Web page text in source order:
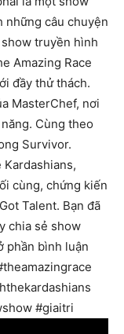
những câu chuyện
truyền hình
Amazing Race
đầy thử thách.
MasterChef, nơi
Cùng theo
Survivor.
cùng, chứng kiến
Talent. Bạn đã
chia sẻ show
phần bình luận
#giaitri